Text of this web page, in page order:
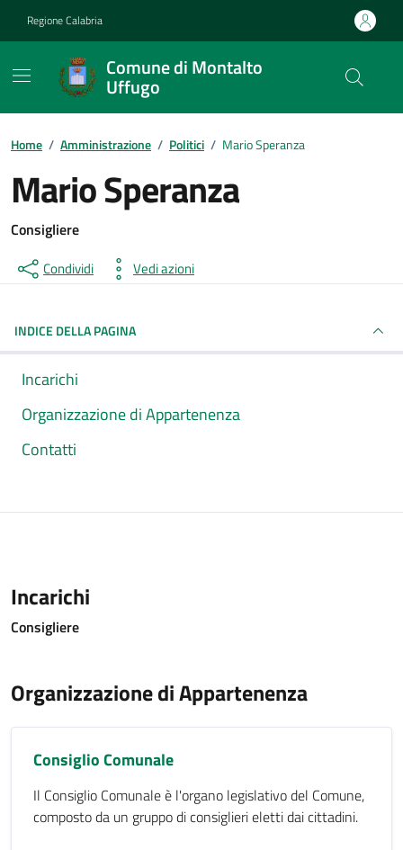
Regione Calabria
Comune di Montalto
Uffugo
Home / Amministrazione / Politici / Mario Speranza
Mario Speranza
Consigliere
Condividi Vedi azioni
INDICE DELLA PAGINA
Incarichi
Organizzazione di Appartenenza
Contatti
Incarichi
Consigliere
Organizzazione di Appartenenza
Consiglio Comunale
Il Consiglio Comunale è l'organo legislativo del Comune,
composto da un gruppo di consiglieri eletti dai cittadini.